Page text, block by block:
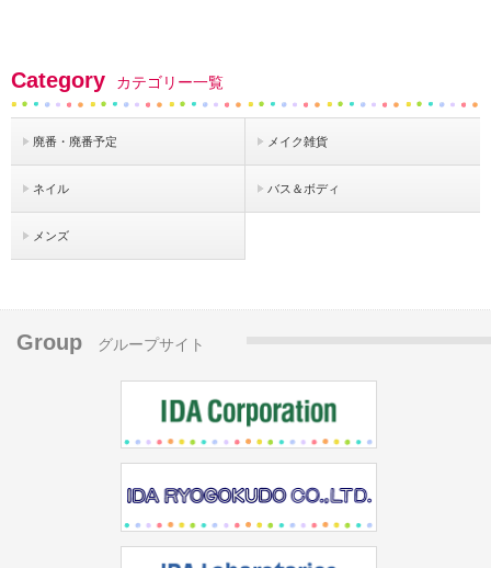
Category カテゴリー一覧
廃番・廃番予定 メイク雑貨
ネイル バス＆ボディ
メンズ
Group グループサイト